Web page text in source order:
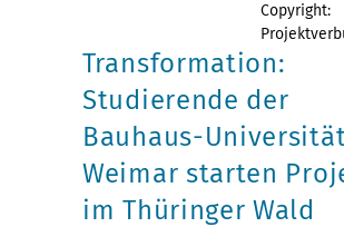
Copyright:
Transformation:
Studierende der
Bauhaus-
Weimar starten
im Thüringer Wald